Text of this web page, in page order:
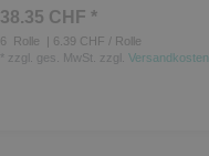
38.35 CHF *
6 Rolle
| 6.39 CHF / Rolle
zzgl. ges. MwSt. zzgl. Versandkosten